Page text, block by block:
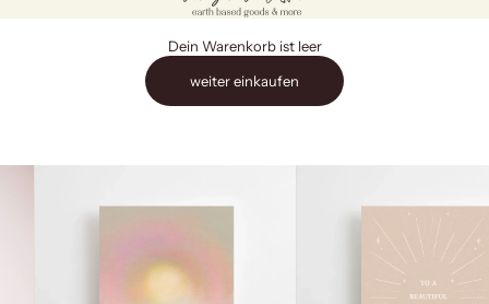
Dein Warenkorb ist leer
weiter einkaufen